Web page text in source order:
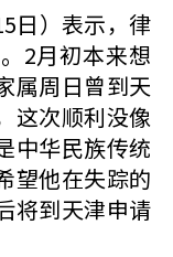
日）表示，律
2月初本来想
属周日曾到天
这次顺利没像
中华民族传统
望他在失踪的
将到天津申请